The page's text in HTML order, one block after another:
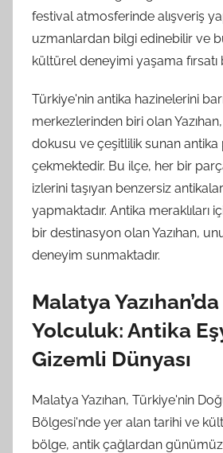
festival atmosferinde alışveriş
uzmanlardan bilgi edinebilir ve
kültürel deneyimi yaşama fırsatı
Türkiye'nin antika hazinelerini
merkezlerinden biri olan
dokusu ve çeşitlilik sunan antika
çekmektedir. Bu ilçe, her bir
izlerini taşıyan benzersiz
yapmaktadır. Antika meraklıları
bir destinasyon olan Yazıhan,
deneyim sunmaktadır.
Malatya
Yolculuk: Antika
Gizemli Dünyası
Malatya Yazıhan, Türkiye'nin
Bölgesi'nde yer alan tarihi ve
bölge, antik çağlardan